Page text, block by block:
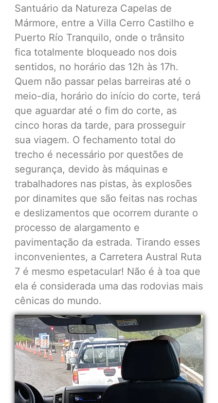
Santuário da Natureza Capelas de
Mármore, entre a Villa Cerro Castilho e
Puerto Río Tranquilo, onde o trânsito
fica totalmente bloqueado nos dois
sentidos, no horário das 12h às 17h.
Quem não passar pelas barreiras até o
meio-dia, horário do início do corte, terá
que aguardar até o fim do corte, as
cinco horas da tarde, para prosseguir
sua viagem. O fechamento total do
trecho é necessário por questões de
segurança, devido às máquinas e
trabalhadores nas pistas, às explosões
por dinamites que são feitas nas rochas
e deslizamentos que ocorrem durante o
processo de alargamento e
pavimentação da estrada. Tirando esses
inconvenientes, a Carretera Austral Ruta
7 é mesmo espetacular! Não é à toa que
ela é considerada uma das rodovias mais
cênicas do mundo.